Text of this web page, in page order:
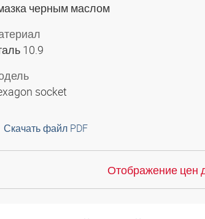
черным маслом
10.9
socket
Скачать файл PDF
Отображение цен